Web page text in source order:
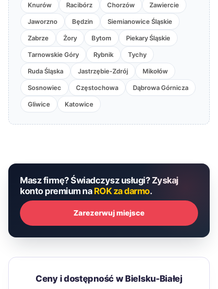
Knurów Racibórz Chorzów Zawiercie
Jaworzno Będzin Siemianowice Śląskie
Zabrze Żory Bytom Piekary Śląskie
Tarnowskie Góry Rybnik Tychy
Ruda Śląska Jastrzębie-Zdrój Mikołów
Sosnowiec Częstochowa Dąbrowa Górnicza
Gliwice Katowice
Masz firmę? Świadczysz usługi? Zyskaj
konto premium naROK za darmo.
Zarezerwuj miejsce
Ceny i dostępność w Bielsku-Białej